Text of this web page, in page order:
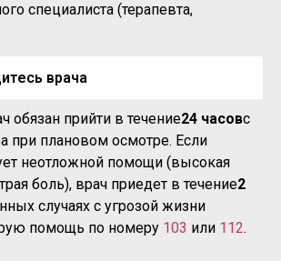
специалиста (терапевта,
врача
обязан прийти в течение24 часовс
при плановом осмотре. Если
неотложной помощи (высокая
боль), врач приедет в течение2
случаях с угрозой жизни
помощь по номеру 103 или 112.